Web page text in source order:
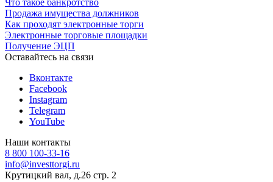
Что такое банкротство
Продажа имущества должников
Как проходят электронные торги
Электронные торговые площадки
Получение ЭЦП
Оставайтесь на связи
Вконтакте
Facebook
Instagram
Telegram
YouTube
Наши контакты
8 800 100-33-16
info@investtorgi.ru
Крутицкий вал, д.26 стр. 2